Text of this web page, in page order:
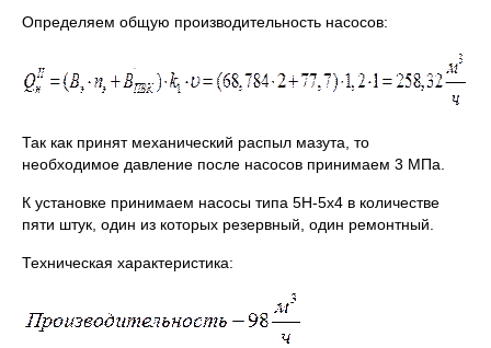
Определяем общую производительность насосов:
Так как принят механический распыл мазута, то
необходимое давление после насосов принимаем 3 МПа.
К установке принимаем насосы типа 5Н-5x4 в количестве
пяти штук, один из которых резервный, один ремонтный.
Техническая характеристика: